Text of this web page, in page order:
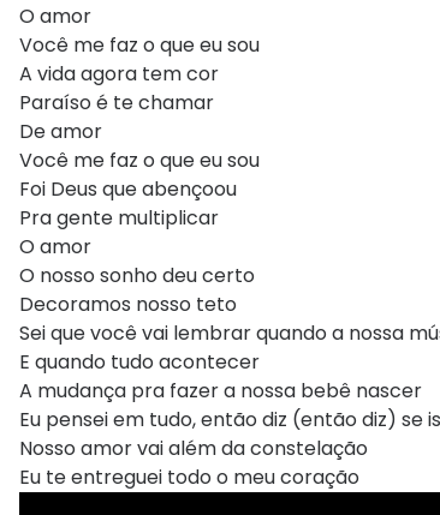
O amor
Você me faz o que eu sou
A vida agora tem cor
Paraíso é te chamar
De amor
Você me faz o que eu sou
Foi Deus que abençoou
Pra gente multiplicar
O amor
O nosso sonho deu certo
Decoramos nosso teto
Sei que você vai lembrar quando a nossa
E quando tudo acontecer
A mudança pra fazer a nossa bebê nascer
Eu pensei em tudo, então diz (então diz) se
Nosso amor vai além da constelação
Eu te entreguei todo o meu coração